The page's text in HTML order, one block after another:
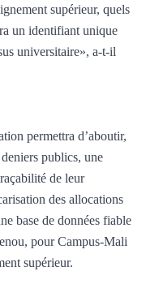
supérieur, quels
un identifiant unique
universitaire», a-t-il
permettra d’aboutir,
publics, une
de leur
des allocations
base de données fiable
pour Campus-Mali
supérieur.